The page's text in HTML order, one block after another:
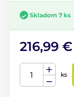
Skladom 7 ks
216,99 €
ks